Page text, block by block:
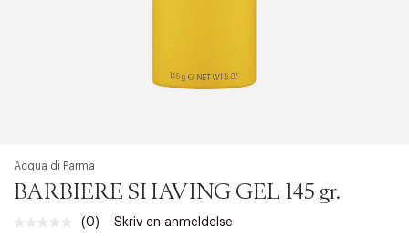
Acqua di Parma
BARBIERE SHAVING GEL 145 gr.
Ingen
(0) Skriv en anmeldelse